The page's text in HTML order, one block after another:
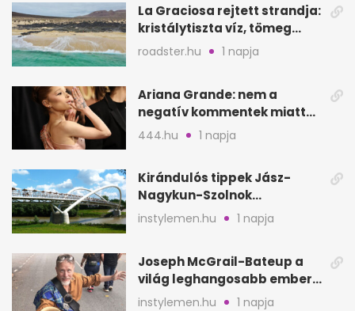
La Graciosa rejtett strandja:
kristálytiszta víz, tömeg
nélkül
roadster.hu 1 napja
Ariana Grande: nem a
negatív kommentek miatt
vonul vissza
444.hu 1 napja
Kirándulós tippek Jász-
Nagykun-Szolnok
megyében: 6 kihagyhatatlan
hely
instylemen.hu 1 napja
Joseph McGrail-Bateup a
világ leghangosabb embere
lett Ausztráliából
instylemen.hu 1 napja